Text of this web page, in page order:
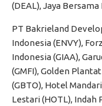
(DEAL), Jaya Bersama
PT Bakrieland
Indonesia (ENVY),
Indonesia (GIAA),
(GMFI), Golden
(GBTO), Hotel
Lestari (HOTL), Indah